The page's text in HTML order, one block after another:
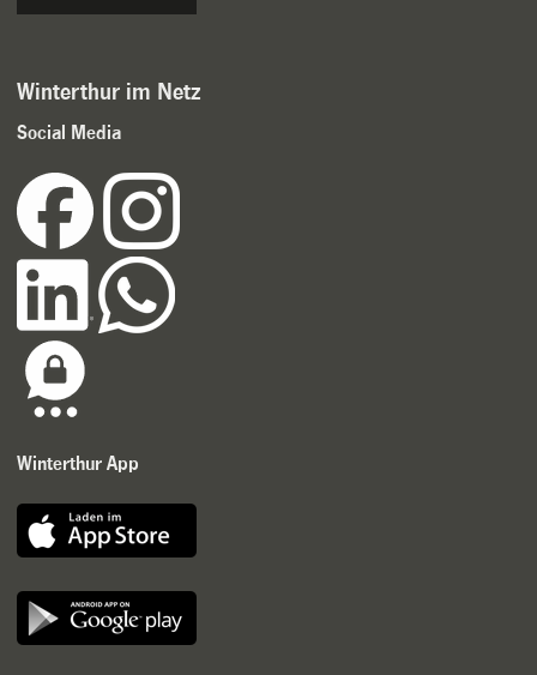
Winterthur im Netz
Social Media
Winterthur App